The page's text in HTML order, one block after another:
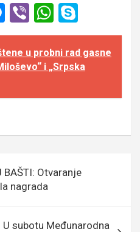
M
es
se
n
Vi
b
er
W
h
at
s
p
ky
p
e
u probni rad gasne
i „Srpska
BAŠTI: Otvaranje
nagrada
U subotu Međunarodna